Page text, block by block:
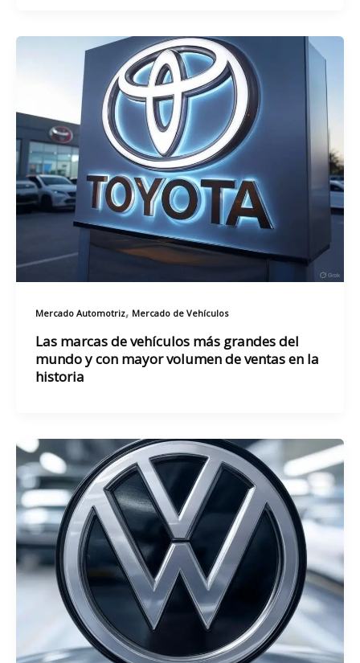
Mercado Automotriz, Mercado de Vehículos
Las marcas de vehículos más grandes del
mundo y con mayor volumen de ventas en la
historia